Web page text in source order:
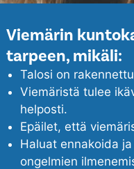
Viemärin
tarpeen, mikäli:
Talosi on
Viemäristä tulee
helposti.
Epäilet, että
Haluat ennakoida
ongelmien